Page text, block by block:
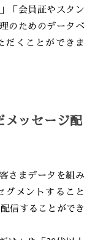
「会員証やスタン
のためのデータベ
だくことができま
ッセージ配
さまデータを組み
グメントすること
信することができ